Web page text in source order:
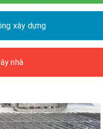
xây dựng
nhà